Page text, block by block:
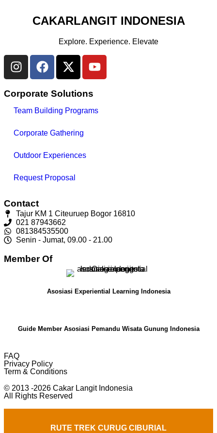
CAKARLANGIT INDONESIA
Explore. Experience. Elevate
Corporate Solutions
Team Building Programs
Corporate Gathering
Outdoor Experiences
Request Proposal
Contact
Tajur KM 1 Citeuruep Bogor 16810
021 87943662
081384535500
Senin - Jumat, 09.00 - 21.00
Member Of
Asosiasi Experiential Learning Indonesia
Guide Member Asosiasi Pemandu Wisata Gunung Indonesia
FAQ
Privacy Policy
Term & Conditions
© 2013 -2026 Cakar Langit Indonesia
All Rights Reserved
RUTE TREK CURUG CIBURIAL